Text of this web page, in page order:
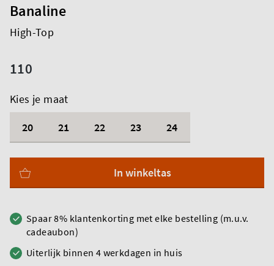
Banaline
High-Top
110
Kies je maat
20
21 22 23 24
In winkeltas
Spaar 8% klantenkorting met elke bestelling (m.u.v.
cadeaubon)
Uiterlijk binnen 4 werkdagen in huis